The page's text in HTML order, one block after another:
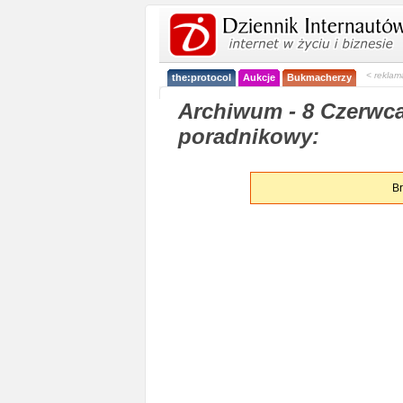
the:protocol Aukcje Bukmacherzy <
Archiwum - 8
poradnikowy: